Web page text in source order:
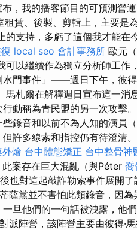
，我的播客節目的可預測營
賃、後製、剪輯上，主要是
的支持，多虧了這個我才能在
local seo 會計事務所 歐元
可以繼續作為獨立分析師工作
水門事件」——週日下午，彼
馬札爾在解釋週日宣布這一消
動稱為青民盟的另一次攻擊
錄音和以前不為人知的演員
許多線索和指控仍有待澄清
燴 台中體態矯正 台中整骨神
此案存在巨大混亂（與Péter 喬
也對這起敲詐勒索事件展開了
薩黨並不害怕此類錄音，因
旦他們的一句話被洩露，他
派陣營，該陣營主要由彼得·